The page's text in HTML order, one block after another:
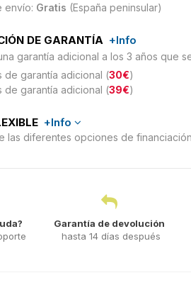
envío: Gratis (España peninsular)
DE GARANTÍA +Info
garantía adicional a los 3 años que
de garantía adicional (30€)
de garantía adicional (39€)
+Info
las diferentes opciones de financiación
Garantía de devolución
hasta 14 días después